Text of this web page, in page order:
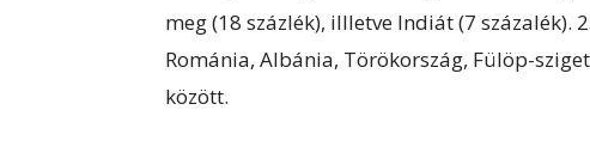
meg (18 százlék), illletve Indiát (7 százalék).
Románia, Albánia, Törökország, Fülöp-
között.